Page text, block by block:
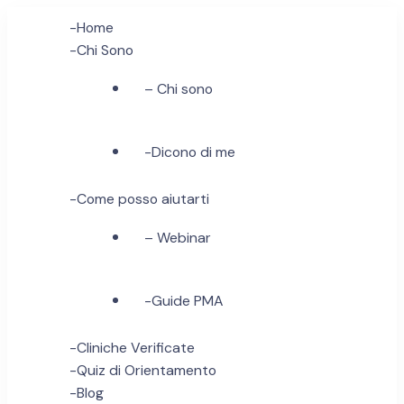
-Home
-Chi Sono
– Chi sono
-Dicono di me
-Come posso aiutarti
– Webinar
-Guide PMA
-Cliniche Verificate
-Quiz di Orientamento
-Blog